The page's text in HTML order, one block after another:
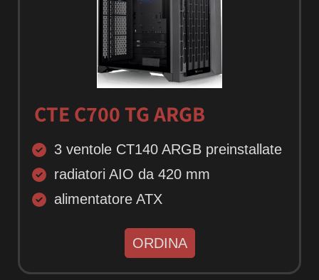
CTE C700 TG ARGB
3 ventole CT140 ARGB preinstallate
radiatori AIO da 420 mm
alimentatore ATX
ORDINA